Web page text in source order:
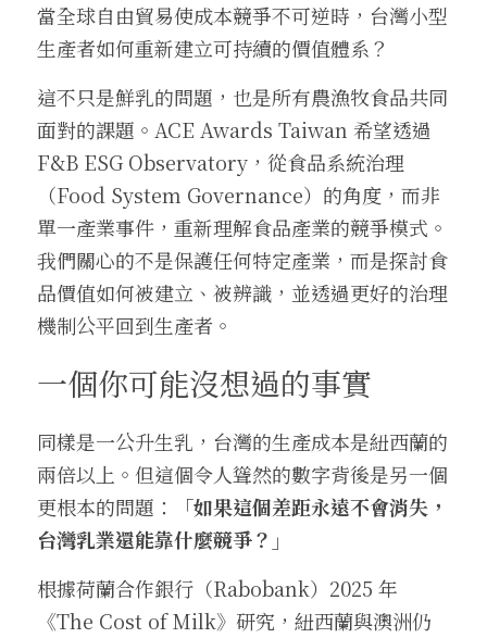
當全球自由貿易使成本競爭不可逆時，台灣小型
生產者如何重新建立可持續的價值體系？
這不只是鮮乳的問題，也是所有農漁牧食品共同
面對的課題。ACE Awards Taiwan 希望透過
F&B ESG Observatory，從食品系統治理
（Food System Governance）的角度，而非
單一產業事件，重新理解食品產業的競爭模式。
我們關心的不是保護任何特定產業，而是探討食
品價值如何被建立、被辨識，並透過更好的治理
機制公平回到生產者。
一個你可能沒想過的事實
同樣是一公升生乳，台灣的生產成本是紐西蘭的
兩倍以上。但這個令人聳然的數字背後是另一個
更根本的問題：
「如果這個差距永遠不會消失，
台灣乳業還能靠什麼競爭？」
根據荷蘭合作銀行（Rabobank）2025 年
《The Cost of Milk》研究，紐西蘭與澳洲仍